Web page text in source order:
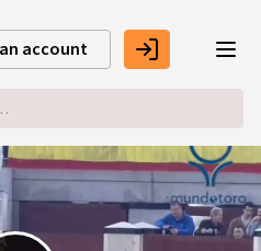
account